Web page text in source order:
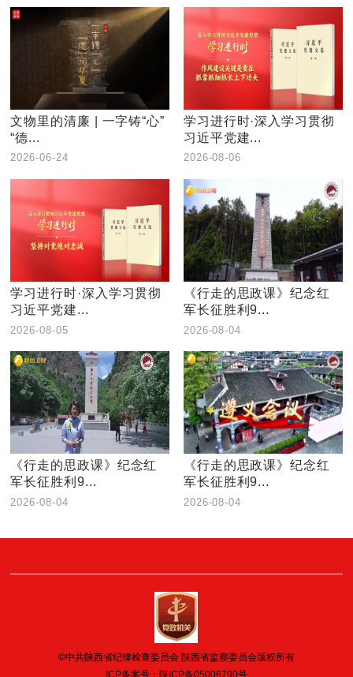
文物里的清廉 | 一字铸“心”
“德...
2026-06-24
学习进行时·深入学习贯彻
习近平党建...
2026-08-06
学习进行时·深入学习贯彻
习近平党建...
2026-08-05
《行走的思政课》纪念红
军长征胜利9...
2026-08-04
《行走的思政课》纪念红
军长征胜利9...
2026-08-04
《行走的思政课》纪念红
军长征胜利9...
2026-08-04
©中共陕西省纪律检查委员会 陕西省监察委员会版权所有
ICP备案号： 陕ICP备05006790号